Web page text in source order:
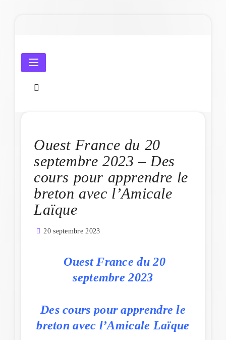
Amicale Laïque de Penmarc'h
Ouest France du 20
septembre 2023 – Des
cours pour apprendre le
breton avec l’Amicale
Laïque
20 septembre 2023
Ouest France du 20
septembre 2023
Des cours pour apprendre le
breton avec l’Amicale Laïque